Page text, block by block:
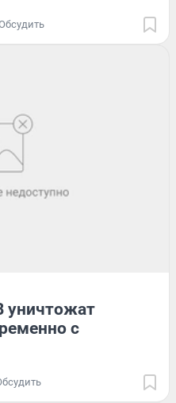
уничтожат
с